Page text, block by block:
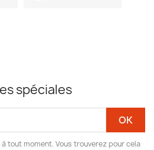
spéciales
tout moment. Vous trouverez pour cela